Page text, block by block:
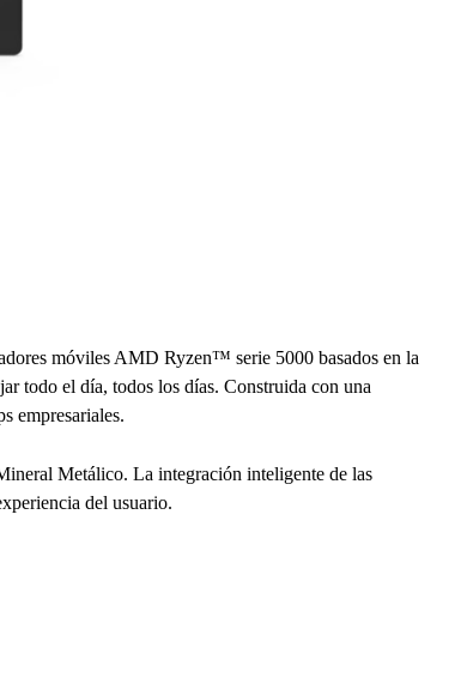
móviles AMD Ryzen™ serie 5000 basados en la
todo el día, todos los días. Construida con una
empresariales.
Metálico. La integración inteligente de las
del usuario.